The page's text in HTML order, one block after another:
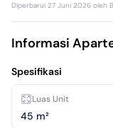
Diperbarui 27 Juni 2026 oleh
Informasi
Spesifikasi
Luas Unit
45 m²